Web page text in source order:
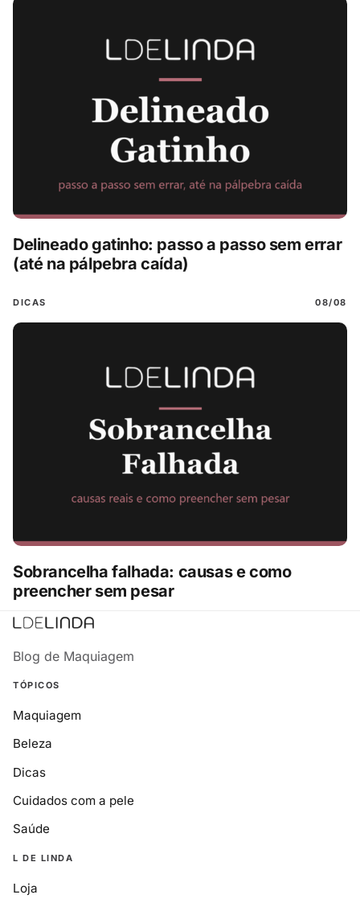
Delineado gatinho: passo a passo sem errar
(até na pálpebra caída)
DICAS 08/08
Sobrancelha falhada: causas e como
preencher sem pesar
Blog de Maquiagem
TÓPICOS
Maquiagem
Beleza
Dicas
Cuidados com a pele
Saúde
L DE LINDA
Loja